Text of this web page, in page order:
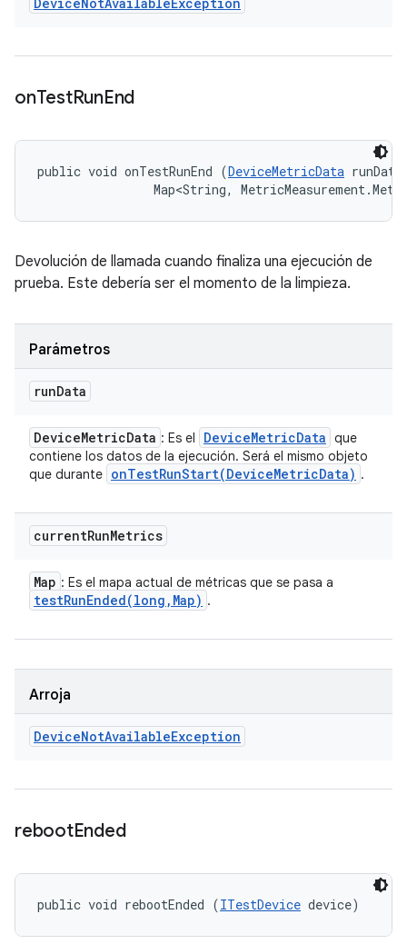
onTestRunEnd
public void onTestRunEnd (DeviceMetricData
Map<String,
Devolución de llamada cuando finaliza una ejecución de
prueba. Este debería ser el momento de la limpieza.
Parámetros
runData
DeviceMetricData : Es el DeviceMetricData que
contiene los datos de la ejecución. Será el mismo objeto
que durante onTestRunStart(DeviceMetricData) .
currentRunMetrics
Map : Es el mapa actual de métricas que se pasa a
testRunEnded(long , Map) .
Arroja
DeviceNotAvailableException
rebootEnded
public void rebootEnded (ITestDevice device)